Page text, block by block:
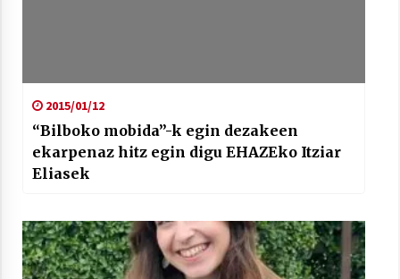
2015/01/12
“Bilboko mobida”-k egin dezakeen
ekarpenaz hitz egin digu EHAZEko Itziar
Eliasek